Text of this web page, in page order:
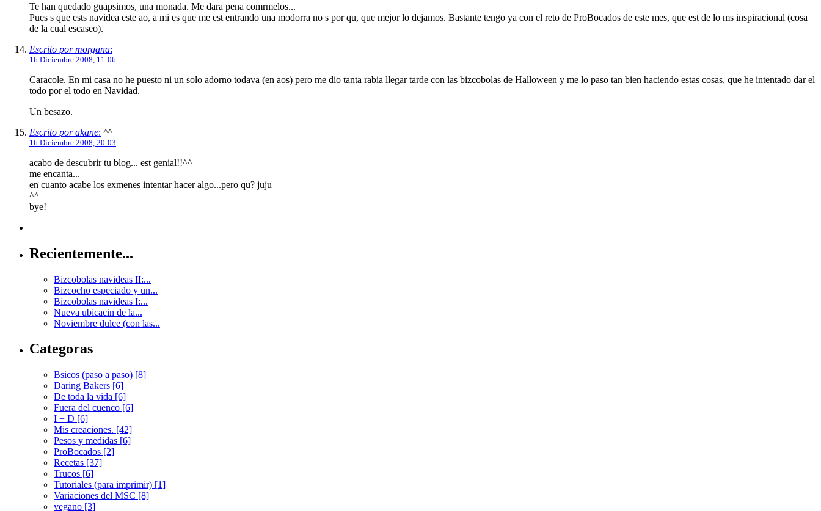
Te han quedado guapsimos, una monada. Me dara pena comrmelos...
Pues s que ests navidea este ao, a mi es que me est entrando una modorra no s por qu, que mejor lo dejamos. Bastante tengo ya con el reto de ProBocados de este mes, que est de lo ms inspiracional (cosa
de la cual escaseo).
Escrito por morgana:
16 Diciembre 2008, 11:06
Caracole. En mi casa no he puesto ni un solo adorno todava (en aos) pero me dio tanta rabia llegar tarde con las bizcobolas de Halloween y me lo paso tan bien haciendo estas cosas, que he intentado dar el
todo por el todo en Navidad.
Un besazo.
Escrito por akane: ^^
16 Diciembre 2008, 20:03
acabo de descubrir tu blog... est genial!!^^
me encanta...
en cuanto acabe los exmenes intentar hacer algo...pero qu? juju
^^
bye!
Recientemente...
Bizcobolas navideas II:...
Bizcocho especiado y un...
Bizcobolas navideas I:...
Nueva ubicacin de la...
Noviembre dulce (con las...
Categoras
Bsicos (paso a paso) [8]
Daring Bakers [6]
De toda la vida [6]
Fuera del cuenco [6]
I + D [6]
Mis creaciones. [42]
Pesos y medidas [6]
ProBocados [2]
Recetas [37]
Trucos [6]
Tutoriales (para imprimir) [1]
Variaciones del MSC [8]
vegano [3]